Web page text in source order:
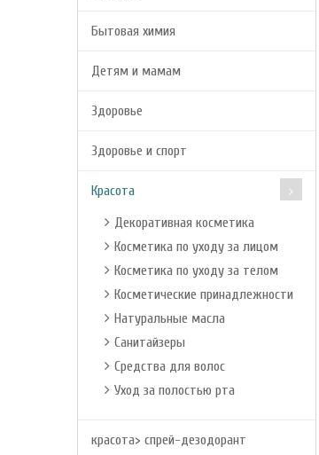
Бытовая химия
Детям и мамам
Здоровье
Здоровье и спорт
Красота
Декоративная косметика
Косметика по уходу за лицом
Косметика по уходу за телом
Косметические принадлежности
Натуральные масла
Санитайзеры
Средства для волос
Уход за полостью рта
красота> спрей-дезодорант